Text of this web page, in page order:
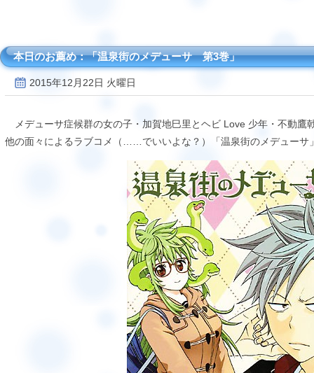
本日のお薦め：「温泉街のメデューサ 第3巻」
2015年12月22日 火曜日
メデューサ症候群の女の子・加賀地巳里とヘビ Love 少年・不動鷹
他の面々によるラブコメ（……でいいよな？）「温泉街のメデューサ